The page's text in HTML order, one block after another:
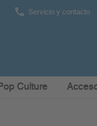
Servicio y contacto
Culture